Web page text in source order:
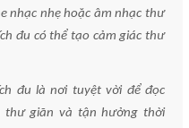
nhạc nhẹ hoặc âm nhạc thư
đu có thể tạo cảm giác thư
đu là nơi tuyệt vời để đọc
thư giãn và tận hưởng thời